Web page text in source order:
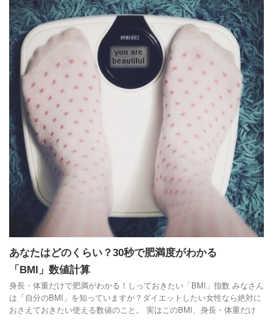
あなたはどのくらい？30秒で肥満度がわかる
「BMI」数値計算
身長・体重だけで肥満がわかる！しっておきたい「BMI」指数 みなさん
は「自分のBMI」を知っていますか？ダイエットしたい女性なら絶対に
おさえておきたい使える数値のこと。 実はこのBMI、身長・体重だけ